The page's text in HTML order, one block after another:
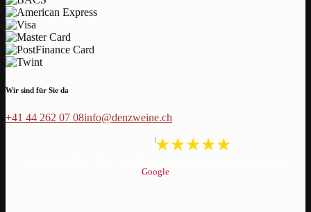
Wir sind für Sie da
+41 44 262 07 08info@denzweine.ch
Google